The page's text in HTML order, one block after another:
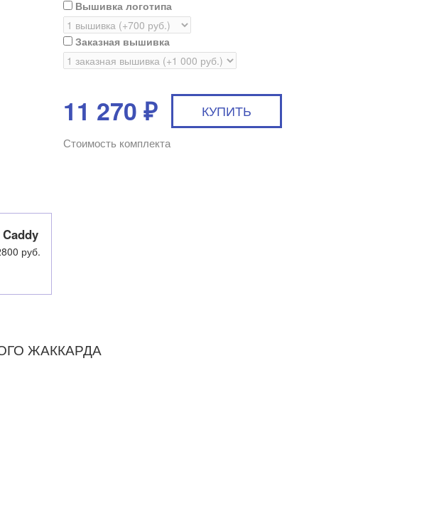
Вышивка логотипа
Заказная вышивка
11 270 ₽
Стоимость комплекта
руб.
ЖАККАРДА